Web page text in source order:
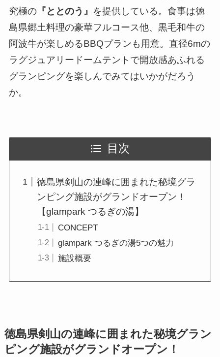
究極の『ととのう』 を提供している。食事は徳
島県郷土料理の豪華フルコース他、黒毛和牛の
阿波牛が楽しめるBBQプランも用意。直径6mの
ラグジュアリードームテントで開放感あふれる
グランピングを楽しんでみてはいかがだろう
か。
目次
徳島県剣山の連峰に囲まれた秘境グラ
ンピング施設がグランドオープン！
【glampark つるぎの湯】
CONCEPT
glampark つるぎの湯5つの魅力
施設概要
徳島県剣山の連峰に囲まれた秘境グラン
ピング施設がグランドオープン！